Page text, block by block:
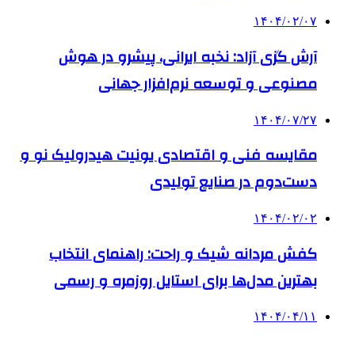
۱۴۰۴/۰۲/۰۷
آرش گزی آزاد: نخبه ایرانی، پیشرو در هوش
مصنوعی و توسعه نرم‌افزار جهانی
۱۴۰۴/۰۷/۲۷
مقایسه فنی و اقتصادی یونیت هیدرولیک نو و
دست‌دوم در صنایع تولیدی
۱۴۰۴/۰۲/۰۲
کفش مردانه شیک و راحت: راهنمای انتخاب
بهترین مدل‌ها برای استایل روزمره و رسمی
۱۴۰۴/۰۴/۱۱